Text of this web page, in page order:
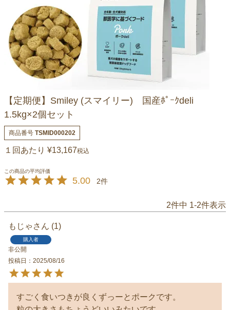
【定期便】Smiley (スマイリー) 国産ﾎﾟｰｸdeli
1.5kg×2個セット
商品番号 TSMID000202
１回あたり ¥13,167税込
5.00 2
2件中 1-2件表示
もじゃ 1
購入者
非公開
投稿日
2025/08/16
すごく食いつきが良くずっーとポークです。